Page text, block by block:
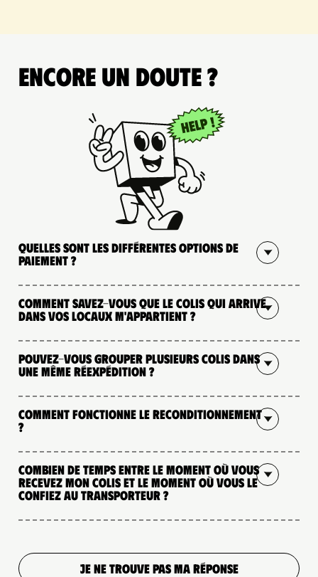
Encore un doute ?
Quelles sont les différentes options de
paiement ?
Comment savez-vous que le colis qui arrive
dans vos locaux m'appartient ?
Pouvez-vous grouper plusieurs colis dans
une même réexpédition ?
Comment fonctionne le reconditionnement
?
Combien de temps entre le moment où vous
recevez mon colis et le moment où vous le
confiez au transporteur ?
JE NE TROUVE PAS MA RÉPONSE